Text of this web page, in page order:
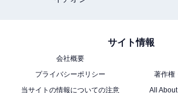
サイト情報
会社概要
プライバシーポリシー
著作権
当サイトの情報についての注意
All